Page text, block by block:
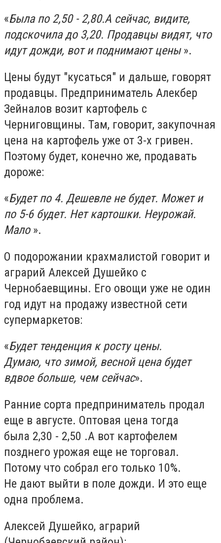
«Былапо 2,50 - 2,80.А сейчас, видите,
подскочила до 3,20. Продавцы видят, что
идут дожди, вот и поднимают цены».
Цены будут "кусаться" и дальше, говорят
продавцы. Предприниматель Алекбер
Зейналов возит картофель с
Черниговщины. Там, говорит, закупочная
цена на картофель уже от 3-х гривен.
Поэтому будет, конечно же, продавать
дороже:
«Будет по 4. Дешевлене будет. Можети
по 5-6 будет. Неткартошки. Неурожай.
Мало».
О подорожании крахмалистой говорит и
аграрий Алексей Душейко с
Чернобаевщины. Его овощи уже не один
год идут на продажу известной сети
супермаркетов:
«Будет тенденция к росту цены.
Думаю, что зимой, весной цена будет
вдвое больше, чем сейчас».
Ранние сорта предприниматель продал
еще в августе. Оптовая цена тогда
была 2,30 - 2,50 .А вот картофелем
позднего урожая еще не торговал.
Потому что собрал его только 10%.
Не дают выйти в поле дожди. И это еще
одна проблема.
Алексей Душейко, аграрий